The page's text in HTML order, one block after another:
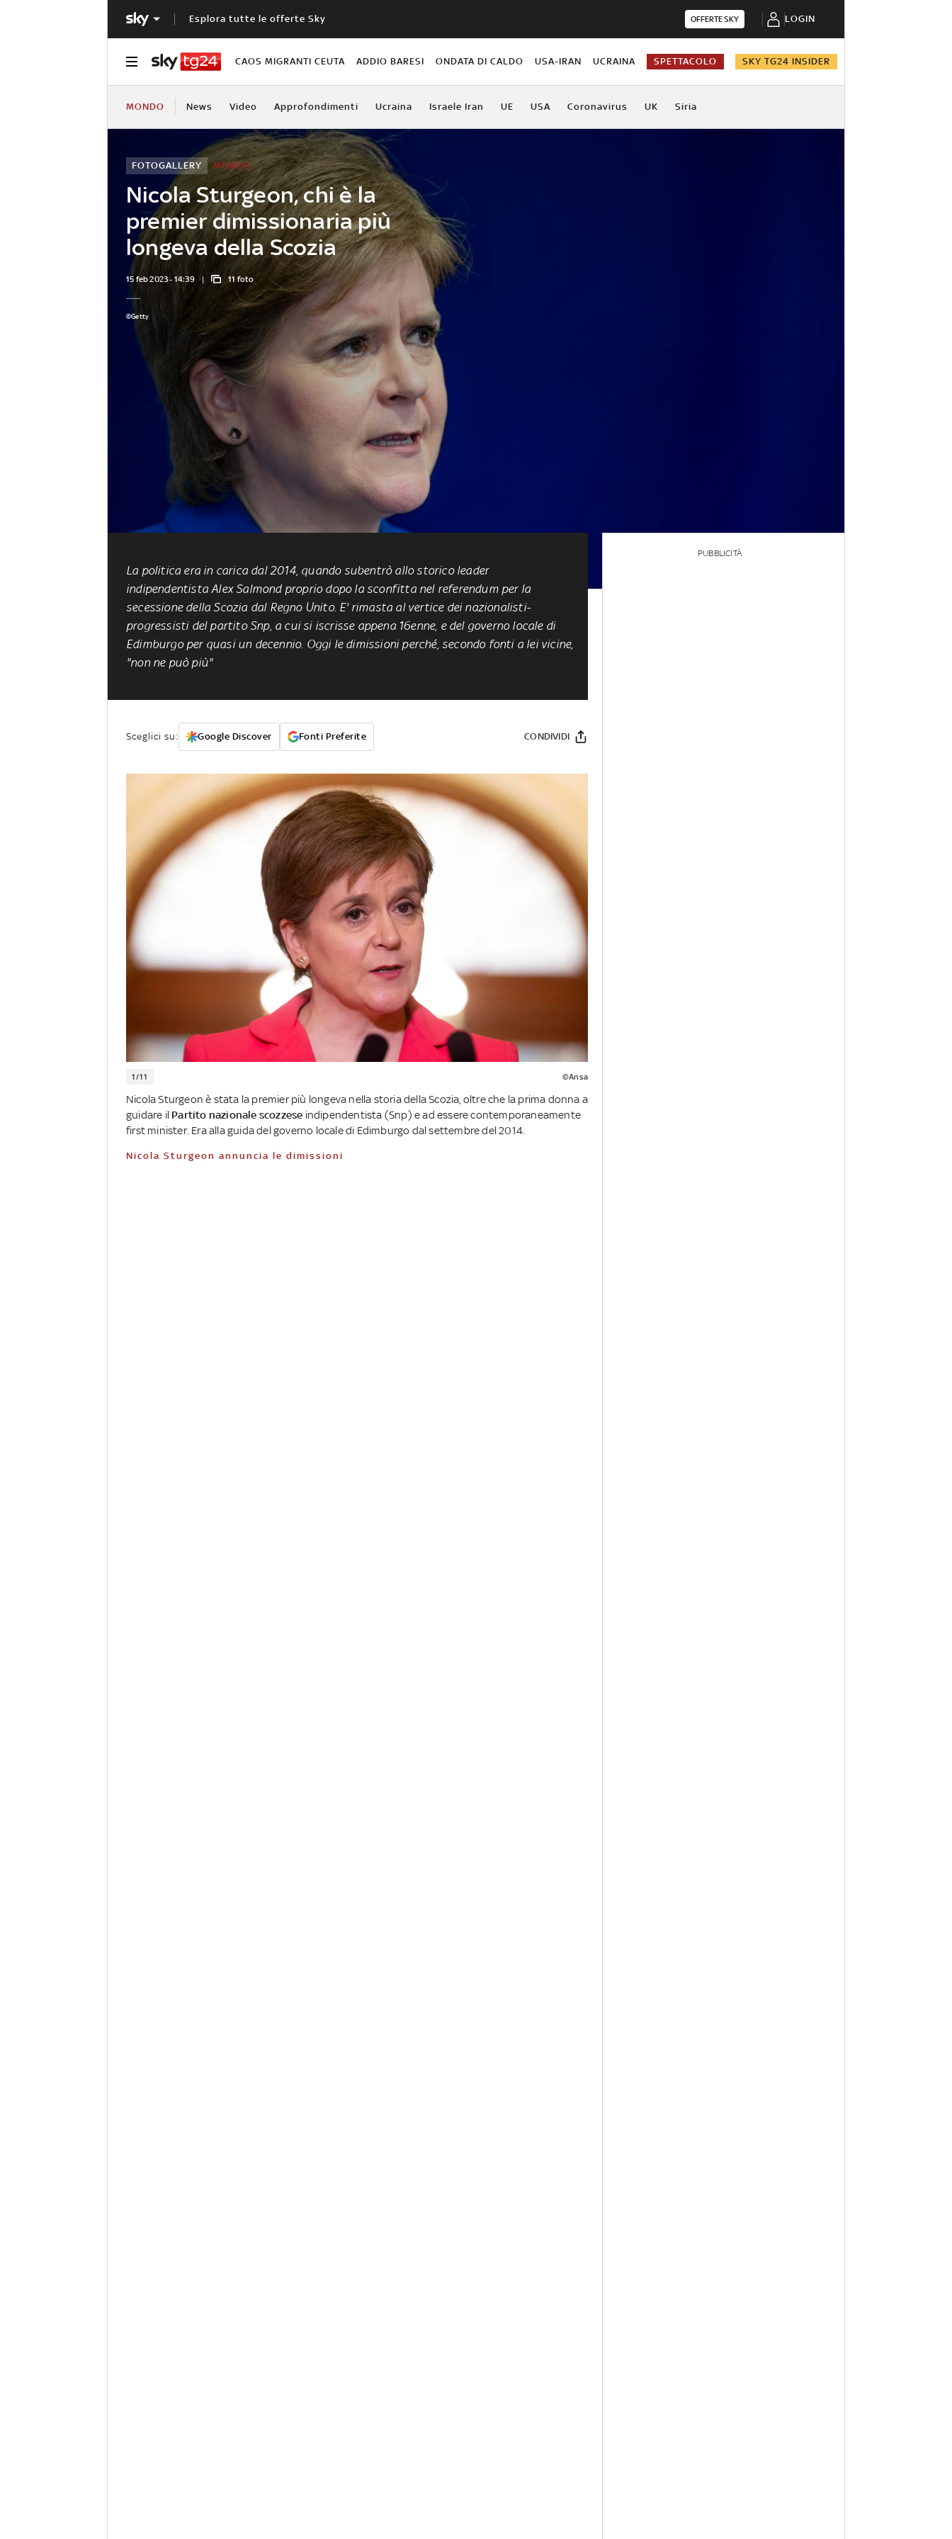
Esplora tutte le offerte Sky OFFERTE SKY LOGIN
CAOS MIGRANTI CEUTA ADDIO BARESI ONDATA DI CALDO USA-IRAN UCRAINA SPETTACOLO SKY TG24 INSIDER
MONDO News Video Approfondimenti Ucraina Israele Iran UE USA Coronavirus UK Siria
Nicola Sturgeon, chi è la
premier dimissionaria più
longeva della Scozia
MONDO
FOTOGALLERY
15 feb 2023 - 14:39 11 foto
©Getty
La politica era in carica dal 2014, quando subentrò allo storico leader
indipendentista Alex Salmond proprio dopo la sconfitta nel referendum per la
secessione della Scozia dal Regno Unito. E' rimasta al vertice dei nazionalisti-
progressisti del partito Snp, a cui si iscrisse appena 16enne, e del governo locale di
Edimburgo per quasi un decennio. Oggi le dimissioni perché, secondo fonti a lei vicine,
"non ne può più"
Sceglici su: Google Discover Fonti Preferite CONDIVIDI
1/11 ©Ansa
Nicola Sturgeon è stata la premier più longeva nella storia della Scozia, oltre che la prima donna a
guidare il Partito nazionale scozzese indipendentista (Snp) e ad essere contemporaneamente
first minister. Era alla guida del governo locale di Edimburgo dal settembre del 2014.
Nicola Sturgeon annuncia le dimissioni
PUBBLICITÀ